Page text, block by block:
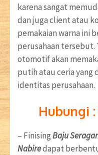
karena sangat
dan juga client atau
pemakaian warna ini
perusahaan tersebut.
otomotif akan
putih atau ceria yang
identitas perusahaan.
Hubungi :
– FinisingBaju
Nabiredapat